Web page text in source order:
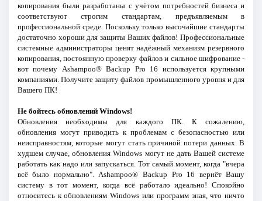
копирования были разработаны с учётом потребностей бизнеса и
соответствуют строгим стандартам, предъявляемым в
профессиональной среде. Поскольку только высочайшие стандарты
достаточно хороши для защиты Ваших файлов! Профессиональные
системные администраторы ценят надёжный механизм резервного
копирования, постоянную проверку файлов и сильное шифрование -
вот почему Ashampoo® Backup Pro 16 используется крупными
компаниями. Получите защиту файлов промышленного уровня и для
Вашего ПК!
Не бойтесь обновлений Windows!
Обновления необходимы для каждого ПК. К сожалению,
обновления могут приводить к проблемам с безопасностью или
неисправностям, которые могут стать причиной потери данных. В
худшем случае, обновления Windows могут не дать Вашей системе
работать как надо или запускаться. Тот самый момент, когда "вчера
всё было нормально". Ashampoo® Backup Pro 16 вернёт Вашу
систему в тот момент, когда всё работало идеально! Спокойно
относитесь к обновлениям Windows или программ зная, что ничто